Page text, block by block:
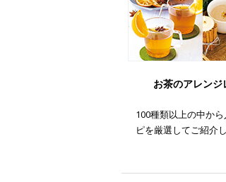
お茶のアレンジ
100種類以上の中か
ピを厳選してご紹介し